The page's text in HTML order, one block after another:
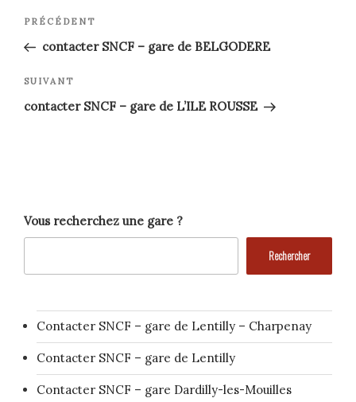
Navigation
de
l’article
Article
précédent
PRÉCÉDENT
contacter SNCF – gare de BELGODERE
Article
suivant
SUIVANT
contacter SNCF – gare de L’ILE ROUSSE
Vous recherchez une gare ?
Rechercher
Contacter SNCF – gare de Lentilly – Charpenay
Contacter SNCF – gare de Lentilly
Contacter SNCF – gare Dardilly-les-Mouilles